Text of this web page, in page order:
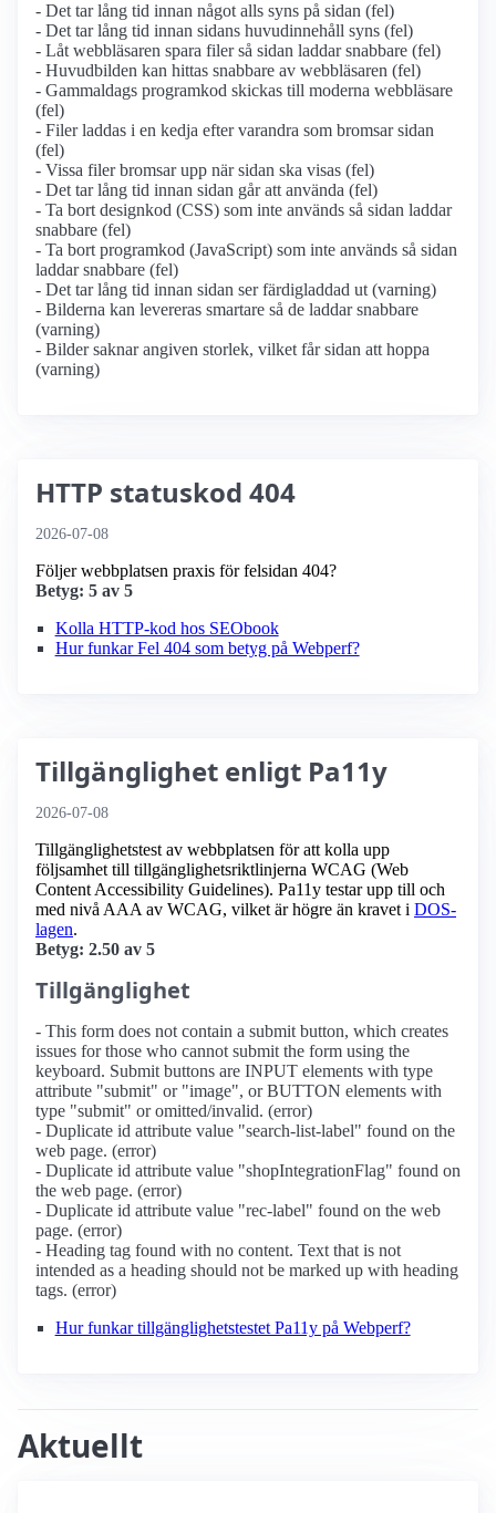
- Det tar lång tid innan något alls syns på sidan (fel)
- Det tar lång tid innan sidans huvudinnehåll syns (fel)
- Låt webbläsaren spara filer så sidan laddar snabbare (fel)
- Huvudbilden kan hittas snabbare av webbläsaren (fel)
- Gammaldags programkod skickas till moderna webbläsare
(fel)
- Filer laddas i en kedja efter varandra som bromsar sidan
(fel)
- Vissa filer bromsar upp när sidan ska visas (fel)
- Det tar lång tid innan sidan går att använda (fel)
- Ta bort designkod (CSS) som inte används så sidan laddar
snabbare (fel)
- Ta bort programkod (JavaScript) som inte används så sidan
laddar snabbare (fel)
- Det tar lång tid innan sidan ser färdigladdad ut (varning)
- Bilderna kan levereras smartare så de laddar snabbare
(varning)
- Bilder saknar angiven storlek, vilket får sidan att hoppa
(varning)
HTTP statuskod 404
2026-07-08
Följer webbplatsen praxis för felsidan 404?
Betyg: 5 av 5
Kolla HTTP-kod hos SEObook
Hur funkar Fel 404 som betyg på Webperf?
Tillgänglighet enligt Pa11y
2026-07-08
Tillgänglighetstest av webbplatsen för att kolla upp
följsamhet till tillgänglighets­riktlinjerna WCAG (Web
Content Accessibility Guidelines). Pa11y testar upp till och
med nivå AAA av WCAG, vilket är högre än kravet i DOS-
lagen.
Betyg: 2.50 av 5
Tillgänglighet
- This form does not contain a submit button, which creates
issues for those who cannot submit the form using the
keyboard. Submit buttons are INPUT elements with type
attribute "submit" or "image", or BUTTON elements with
type "submit" or omitted/invalid. (error)
- Duplicate id attribute value "search-list-label" found on the
web page. (error)
- Duplicate id attribute value "shopIntegrationFlag" found on
the web page. (error)
- Duplicate id attribute value "rec-label" found on the web
page. (error)
- Heading tag found with no content. Text that is not
intended as a heading should not be marked up with heading
tags. (error)
Hur funkar tillgänglighetstestet Pa11y på Webperf?
Aktuellt